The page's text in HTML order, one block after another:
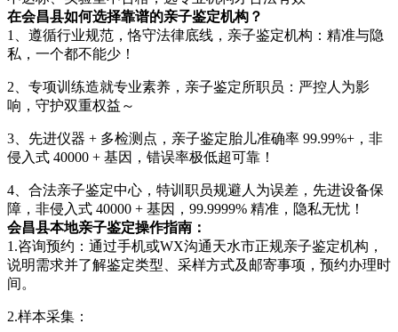
在会昌县如何选择靠谱的亲子鉴定机构？
1、遵循行业规范，恪守法律底线，亲子鉴定机构：精准与隐
私，一个都不能少！
2、专项训练造就专业素养，亲子鉴定所职员：严控人为影
响，守护双重权益～
3、先进仪器 + 多检测点，亲子鉴定胎儿准确率 99.99%+，非
侵入式 40000 + 基因，错误率极低超可靠！
4、合法亲子鉴定中心，特训职员规避人为误差，先进设备保
障，非侵入式 40000 + 基因，99.9999% 精准，隐私无忧！
会昌县本地亲子鉴定操作指南：
1.咨询预约：通过手机或WX沟通天水市正规亲子鉴定机构，
说明需求并了解鉴定类型、采样方式及邮寄事项，预约办理时
间。
2.样本采集：